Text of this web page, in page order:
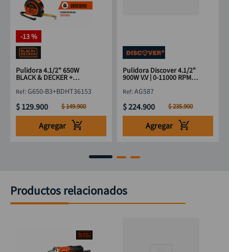
-13 %
Pulidora 4.1/2" 650W
BLACK & DECKER +
:G650-B3+BDHT36153
$ 129.900 $149.900
Agregar
Pulidora Discover 4.1/2"
900W V.V | 0-11000 RPM
:AG587
$224.900 $235.900
Agregar
Productos relacionados